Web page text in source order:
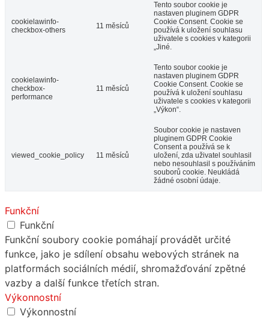
cookielawinfo-
checkbox-others
11 měsíců
Tento soubor cookie je
nastaven pluginem GDPR
Cookie Consent. Cookie se
používá k uložení souhlasu
uživatele s cookies v kategorii
„Jiné.
cookielawinfo-
checkbox-
performance
11 měsíců
Tento soubor cookie je
nastaven pluginem GDPR
Cookie Consent. Cookie se
používá k uložení souhlasu
uživatele s cookies v kategorii
„Výkon“.
viewed_cookie_policy 11 měsíců
Soubor cookie je nastaven
pluginem GDPR Cookie
Consent a používá se k
uložení, zda uživatel souhlasil
nebo nesouhlasil s používáním
souborů cookie. Neukládá
žádné osobní údaje.
Funkční
Funkční
Funkční soubory cookie pomáhají provádět určité
funkce, jako je sdílení obsahu webových stránek na
platformách sociálních médií, shromažďování zpětné
vazby a další funkce třetích stran.
Výkonnostní
Výkonnostní